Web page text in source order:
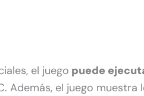
el juego puede
Además, el juego